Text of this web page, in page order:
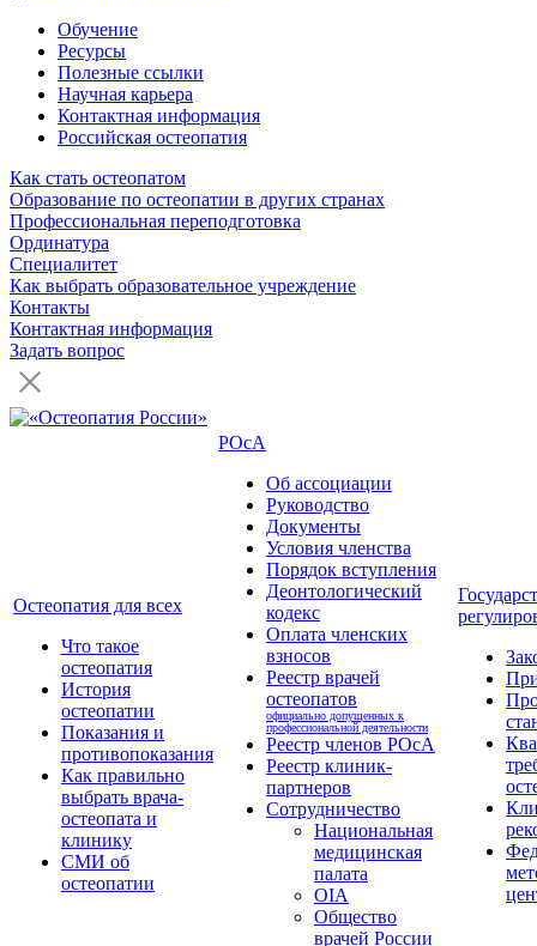
Обучение
Ресурсы
Полезные ссылки
Научная карьера
Контактная информация
Российская остеопатия
Как стать остеопатом
Образование по остеопатии в других странах
Профессиональная переподготовка
Ординатура
Специалитет
Как выбрать образовательное учреждение
Контакты
Контактная информация
Задать вопрос
Остеопатия для всех
Что такое
остеопатия
История
остеопатии
Показания и
противопоказания
Как правильно
выбрать врача-
остеопата и
клинику
СМИ об
остеопатии
РОсА
Об ассоциации
Руководство
Документы
Условия членства
Порядок вступления
Деонтологический
кодекс
Оплата членских
взносов
Реестр врачей
остеопатов
официально допущенных к
профессиональной деятельности
Реестр членов РОсА
Реестр клиник-
партнеров
Сотрудничество
Национальная
медицинская
палата
OIA
Общество
врачей России